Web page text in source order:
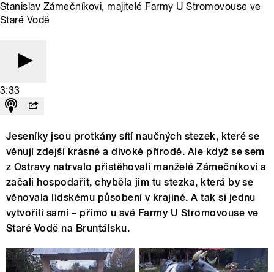
Stanislav Zámečníkovi, majitelé Farmy U Stromovouse ve
Staré Vodě
3:33
Jeseníky jsou protkány sítí naučných stezek, které se
věnují zdejší krásné a divoké přírodě. Ale když se sem
z Ostravy natrvalo přistěhovali manželé Zámečníkovi a
začali hospodařit, chyběla jim tu stezka, která by se
věnovala lidskému působení v krajině. A tak si jednu
vytvořili sami – přímo u své Farmy U Stromovouse ve
Staré Vodě na Bruntálsku.